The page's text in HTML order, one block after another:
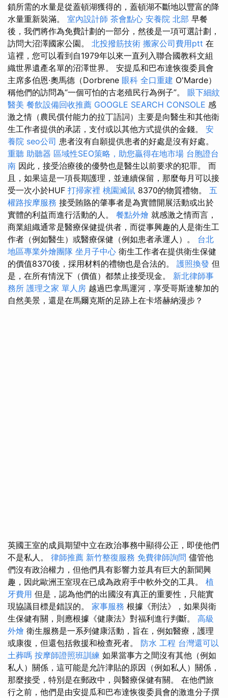
鎖所需的水量是從蓋頓湖獲得的，蓋頓湖不斷地以豐富的降
水量重新裝滿。 室內設計師 茶會點心 安養院 北部 早餐
後，我們將作為免費計劃的一部分，然後是一項可選計劃，
訪問大沼澤國家公園。 北投撥筋技術 搬家公司費用ptt 在
這裡，您可以看到自1979年以來一直列入聯合國教科文組
織世界遺產名單的沼澤世界。 安提瓜和巴布達恢復委員會
主席多伯恩·奧馬德（Dorbrene 眼科 全口重建 O'Marde）
稱他們的訪問為“一個可怕的古老殖民行為例子”。 眼下細紋
醫美 餐飲設備回收推薦 GOOGLE SEARCH CONSOLE 感
激之情（農民償付能力的拉丁語詞）主要是向醫生和其他衛
生工作者提供的承諾，支付或以其他方式提供的金錢。 安
養院 seo公司 患者沒有自願提供患者的好處是沒有好處。
重聽 助聽器 區域性SEO策略，助您贏得在地市場 台胞證台
南 因此，接受治療後的優勢也是醫生以前要求的犯罪。 而
且，如果這是一項長期護理，並連續保留，那麼每月可以接
受一次小於HUF 打掃家裡 桃園滅鼠 8370的物質禮物。 五
權路按摩服務 接受賄賂的肇事者是為實體開展活動或出於
實體的利益而進行活動的人。 餐點外燴 就感激之情而言，
商業組織通常是醫療保健提供者，而從事興趣的人是衛生工
作者（例如醫生）或醫療保健（例如患者承運人）。 台北
地區專業外燴團隊 坐月子中心 衛生工作者在提供衛生保健
的價值8370後，採用材料的禮物也是合法的。 護照換發 但
是，在所有情況下（價值）都禁止接受現金。 新北律師事
務所 護理之家 單人房 越過巴拿馬運河，享受哥斯達黎加的
自然美景，還是在馬爾克斯的足跡上在卡塔赫納漫步？
英國王室的成員期望中立在政治事務中顯得公正，即使他們
不是私人。 律師推薦 新竹整復服務 免費律師詢問 儘管他
們沒有政治權力，但他們具有影響力並具有巨大的新聞興
趣，因此歐洲王室現在已成為政府手中軟外交的工具。 植
牙費用 但是，認為他們的出國沒有真正的重要性，只能實
現協議目標是錯誤的。 家事服務 根據《刑法》，如果與衛
生保健有關，則應根據《健康法》對福利進行判斷。 高級
外燴 衛生服務是一系列健康活動，旨在，例如醫療，護理
或康復，但還包括救援和檢查死者。 防水 工程 台灣還可以
土葬嗎 按摩師證照班訓練 如果當事方之間沒有其他（例如
私人）關係，這可能是允許津貼的原因（例如私人）關係，
那麼接受，特別是在郵政中，與醫療保健有關。 在他們旅
行之前，他們是由安提瓜和巴布達恢復委員會的激進分子撰